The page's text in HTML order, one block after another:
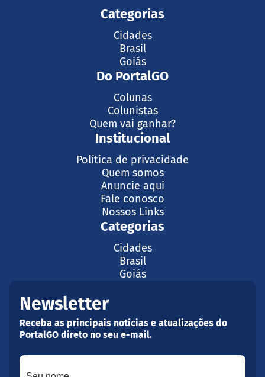
Categorias
Cidades
Brasil
Goiás
Do PortalGO
Colunas
Colunistas
Quem vai ganhar?
Institucional
Política de privacidade
Quem somos
Anuncie aqui
Fale conosco
Nossos Links
Categorias
Cidades
Brasil
Goiás
Newsletter
Receba as principais notícias e atualizações do
PortalGO direto no seu e-mail.
Seu nome